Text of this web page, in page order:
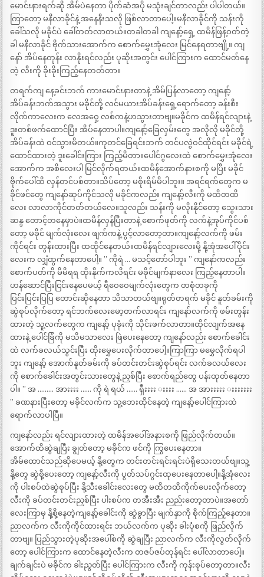
မောင်းနားရက်ဆို အိမ်ပဲနေတာ ပိုက်ဆံအပို မသုံးချင်တာလည်း ပါပါတယ်။
ကြာတော့ မနီလာခိုင်နဲ့ အနေနီးသလို ဖြစ်လာတာပေါ့။မနီလာခိုင်ကို သန်းကို
ခေါ်သလို မခိုင်ပဲ ခေါ်တတ်လာတယ်။တခါတခါ ကျနော့်ရှေ့ ထမိန်ဖြန့်ဝတ်တဲ့
ခါ မနီလာခိုင် ဗိုက်သားအောက်က စောက်မွှေးအုံလေး မြင်နေရတာဗျို့။ ကျ
နော် အိပ်နေတုန်း လာနိုးရင်လည်း ပုဆိုးအတွင်း ပေါင်ကြားက ထောင်မတ်နေ
တဲ့ လီးကို ခိုးခိုးကြည့်နေတတ်တာ။
တရက်ကျ နေ့ခင်းဘက် ကားမောင်းနားတာနဲ့ အိမ်ပြန်လာတော့ ကျနော့်
အိပ်ခန်းဘက်အသွား မခိုင်တို့ လင်မယားအိပ်ခန်းရှေ့ရောက်တော့ ခန်းစီး
လိုက်ကာလေးက လေအဝှေ့ လစ်ကနဲ့ဟသွားတာဗျ။မခိုင်က ထမိန်ရင်လျားနဲ့
ဒူးတစ်ဖက်ထောင်ပြီး အိပ်နေတာပါ။ကျနော့်ခြေလှမ်းတွေ အလိုလို မခိုင်တို့
အိပ်ခန်းထဲ ဝင်သွားမိတယ်။ကုတင်ခြေရင်းဘက် တင်ပလွဲဝင်ထိုင်ရင်း မခိုင်ရဲ့
ထောင်ထားတဲ့ ဒူးခေါင်းကြား ကြည့်မိတာ။ပေါင်ဂွလေးထဲ စောက်မွှေးအုံလေး
အောက်က အစိလေးပါ မြင်လိုက်ရတယ်။ထမိန်အောက်နားစကို မပြီး မခိုင်
ဗိုက်ပေါ်ထိ လှန်တင်ပစ်တာ။သိပ်တော့ မစိုးရိမ်မိပါဘူး။ အရင်ရက်တွေက မ
ခိုင်ဖင်တွေ ကျနော်ဆုပ်ကိုင်သလို မခိုင်ကလည်း ကျနော့်လီးကို မထိတထိ
လေး လာလာကိုင်တတ်တယ်လေ။သူလည်း သန်းကို မလိုးနိုင်တော့ သွေးသား
ဆန္ဒ တောင့်တနေမှာပဲ။ထမိန်လှန်ပြီးတာနဲ့ စောက်ဖုတ်ကို လက်နဲ့အုပ်ကိုင်ပစ်
တော့ မခိုင် မျက်လုံးလေး ဖျက်ကနဲ့ ပွင့်လာတော့တာ။ကျနော့်လက်ကို ဖမ်း
ကိုင်ရင်း တွန်းထားပြီး ထထိုင်နေတယ်။ထမိန်ရင်လျားလေးမို့ နို့အုံအပေါ်ပိုင်း
လေးက လျှံထွက်နေတာပေါ့။ ” ကိုရဲ … မသင့်တော်ပါဘူး ” ကျနော်ကလည်း
စောက်ပတ်ကို မိမိရရ ထိုးနိုက်ကလိရင်း မခိုင်မျက်နာလေး ကြည့်နေတာပါ။
ဟန်ဆောင်ပြီးငြင်းနေပေမယ့် ရီဝေဝေမျက်လုံးတွေက တစုံတခုကို
ပြင်းပြင်းပြပြ တောင်းဆိုနေတာ သိသာတယ်ဗျ။ရုတ်တရက် မခိုင် နူတ်ခမ်းကို
ဆွဲစုပ်လိုက်တော့ ရင်ဘက်လေးမော့တက်လာရင်း ကျနော်လက်ကို ဖမ်းတွန်း
ထားတဲ့ သူ့လက်တွေက ကျနော့် ပုခုံးကို သိုင်းဖက်လာတာ။ထိုင်လျက်အနေ
ထားနဲ့ ပေါင်ခြံကို မသိမသာလေး ဖြဲပေးနေတော့ ကျနော်လည်း စောက်ခေါင်း
ထဲ လက်ခလယ်သွင်းပြီး ထိုးမွှေပေးလိုက်တာပေါ့။ကြာကြာ မမွှေလိုက်ရပါ
ဘူး ကျနော့် အောက်နူတ်ခမ်းကို ခပ်တင်းတင်းဆွဲစုပ်ရင်း လက်ခလယ်လေး
ကို စောက်ခေါင်းအတွင်းသားတွေနဲ့ ညှစ်ပြီး စောက်ရည်တွေ ပန်းထုတ်နေတာ
ပါ။ ” အ ……… အားးးး …… ကို ရဲ ရယ် …… ရှီးးးး းးးး …… အ အားးးးး းးးးးးး
” ခဏနားပြီးတော့ မခိုင်လက်က သူ့ဘေးထိုင်နေတဲ့ ကျနော့်ပေါင်ကြားထဲ
ရောက်လာပါပြီ။
ကျနော်လည်း ရင်လျားထားတဲ့ ထမိန်အပေါ်အနားစကို ဖြည်လိုက်တယ်။
အောက်ထိဆွဲချပြီး ချွတ်တော့ မခိုင်က ဖင်ကို ကြွပေးနေတာ။
အိမ်ထောင်သည်ဆိုပေမယ့် နို့တွေက တင်းတင်းရင်းရင်းပဲရှိသေးတယ်ဗျ။သူ့
နို့တွေ ဆွဲစို့ပေးတော့ ကျနော့်လီးကို ပွတ်သပ်ဂွင်းထုပေးနေတာပေါ့။နို့အုံလေး
ကို ပါးစပ်ထဲဆွဲစုပ်ပြီး နို့သီးခေါင်းလေးတွေ မထိတထိကိုက်ပေးလိုက်တော့
လီးကို ခပ်တင်းတင်းညှစ်ပြီး ပါးစပ်က တအီးအီး ညည်းတော့တာပဲ။အတော်
လေးကြာမှ နို့စို့နေတဲ့ကျနော့်ခေါင်းကို ဆွဲခွာပြီး မျက်နှာကို စိုက်ကြည့်နေတာ။
ညာလက်က လီးကိုကိုင်ထားရင်း ဘယ်လက်က ပုဆိုး ခါးပုံစကို ဖြည်လိုက်
တာဗျ။ ပြည်သွားတဲ့ပုဆိုးအပေါ်စကို ဆွဲချပြီး ညာလက်က လီးကိုလွတ်လိုက်
တော့ ပေါင်ကြားက ထောင်နေတဲ့လီးက တဇပ်ဇပ်တုန်ရင်း ပေါ်လာတာပေါ့။
ချက်ချင်းပဲ မခိုင်က ခါးညွတ်ပြီး ပေါင်ကြားက လီးကို ကုန်းစုပ်တော့တာ။လီး